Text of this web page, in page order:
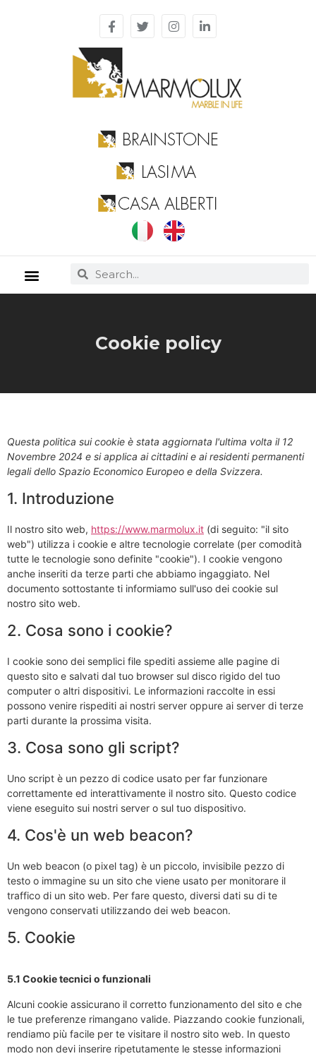
Cookie policy
Questa politica sui cookie è stata aggiornata l'ultima volta il 12
Novembre 2024 e si applica ai cittadini e ai residenti permanenti
legali dello Spazio Economico Europeo e della Svizzera.
1. Introduzione
Il nostro sito web, https://www.marmolux.it (di seguito: "il sito
web") utilizza i cookie e altre tecnologie correlate (per comodità
tutte le tecnologie sono definite "cookie"). I cookie vengono
anche inseriti da terze parti che abbiamo ingaggiato. Nel
documento sottostante ti informiamo sull'uso dei cookie sul
nostro sito web.
2. Cosa sono i cookie?
I cookie sono dei semplici file spediti assieme alle pagine di
questo sito e salvati dal tuo browser sul disco rigido del tuo
computer o altri dispositivi. Le informazioni raccolte in essi
possono venire rispediti ai nostri server oppure ai server di terze
parti durante la prossima visita.
3. Cosa sono gli script?
Uno script è un pezzo di codice usato per far funzionare
correttamente ed interattivamente il nostro sito. Questo codice
viene eseguito sui nostri server o sul tuo dispositivo.
4. Cos'è un web beacon?
Un web beacon (o pixel tag) è un piccolo, invisibile pezzo di
testo o immagine su un sito che viene usato per monitorare il
traffico di un sito web. Per fare questo, diversi dati su di te
vengono conservati utilizzando dei web beacon.
5. Cookie
5.1 Cookie tecnici o funzionali
Alcuni cookie assicurano il corretto funzionamento del sito e che
le tue preferenze rimangano valide. Piazzando cookie funzionali,
rendiamo più facile per te visitare il nostro sito web. In questo
modo non devi inserire ripetutamente le stesse informazioni